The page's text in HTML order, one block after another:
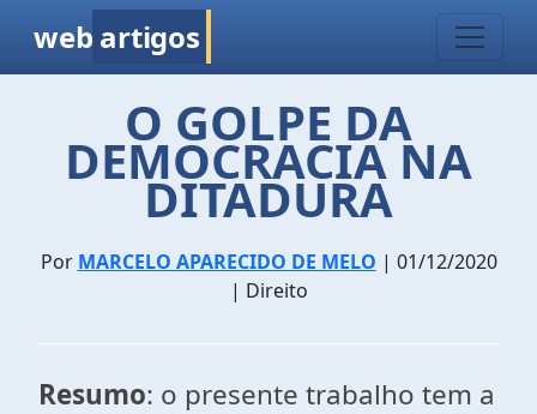
web artigos
O GOLPE DA
DEMOCRACIA NA
DITADURA
Por MARCELO APARECIDO DE MELO | 01/12/2020
| Direito
Resumo: o presente trabalho tem a